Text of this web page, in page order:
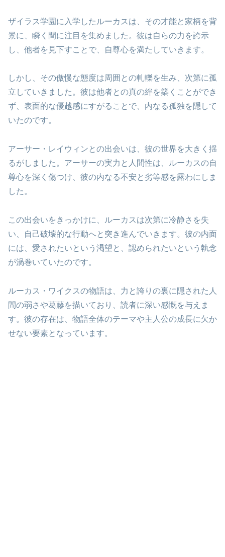
ザイラス学園に入学したルーカスは、その才能と家柄を背
景に、瞬く間に注目を集めました。彼は自らの力を誇示
し、他者を見下すことで、自尊心を満たしていきます。
しかし、その傲慢な態度は周囲との軋轢を生み、次第に孤
立していきました。彼は他者との真の絆を築くことができ
ず、表面的な優越感にすがることで、内なる孤独を隠して
いたのです。
アーサー・レイウィンとの出会いは、彼の世界を大きく揺
るがしました。アーサーの実力と人間性は、ルーカスの自
尊心を深く傷つけ、彼の内なる不安と劣等感を露わにしま
した。
この出会いをきっかけに、ルーカスは次第に冷静さを失
い、自己破壊的な行動へと突き進んでいきます。彼の内面
には、愛されたいという渇望と、認められたいという執念
が渦巻いていたのです。
ルーカス・ワイクスの物語は、力と誇りの裏に隠された人
間の弱さや葛藤を描いており、読者に深い感慨を与えま
す。彼の存在は、物語全体のテーマや主人公の成長に欠か
せない要素となっています。